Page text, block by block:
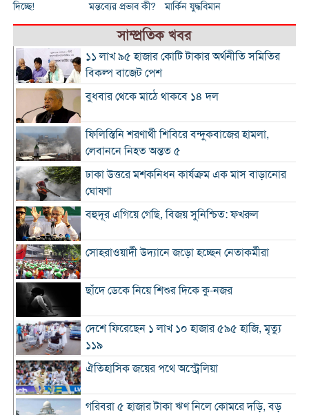
দিচ্ছে!
মন্তব্যের প্রভাব কী?
মার্কিন যুদ্ধবিমান
সাম্প্রতিক খবর
১১ লাখ ৯৫ হাজার কোটি টাকার অর্থনীতি সমিতির
বিকল্প বাজেট পেশ
বুধবার থেকে মাঠে থাকবে ১৪ দল
ফিলিস্তিনি শরণার্থী শিবিরে বন্দুকবাজের হামলা,
লেবাননে নিহত অন্তত ৫
ঢাকা উত্তরে মশকনিধন কার্যক্রম এক মাস বাড়ানোর
ঘোষণা
বহুদূর এগিয়ে গেছি, বিজয় সুনিশ্চিত: ফখরুল
সোহরাওয়ার্দী উদ্যানে জড়ো হচ্ছেন নেতাকর্মীরা
ছাঁদে ডেকে নিয়ে শিশুর দিকে কু-নজর
দেশে ফিরেছেন ১ লাখ ১০ হাজার ৫৯৫ হাজি, মৃত্যু
১১৯
ঐতিহাসিক জয়ের পথে অস্ট্রেলিয়া
গরিবরা ৫ হাজার টাকা ঋণ নিলে কোমরে দড়ি, বড়